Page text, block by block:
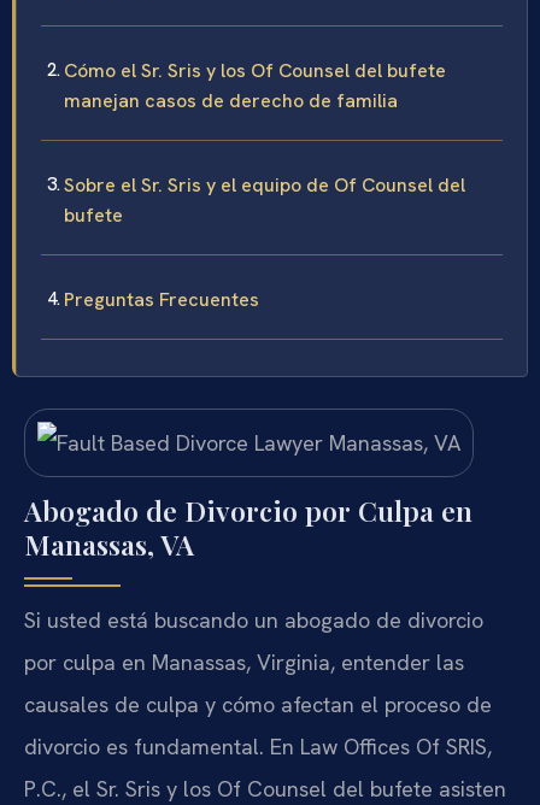
Cómo el Sr. Sris y los Of Counsel del bufete
manejan casos de derecho de familia
Sobre el Sr. Sris y el equipo de Of Counsel del
bufete
Preguntas Frecuentes
Abogado de Divorcio por Culpa en
Manassas, VA
Si usted está buscando un abogado de divorcio
por culpa en Manassas, Virginia, entender las
causales de culpa y cómo afectan el proceso de
divorcio es fundamental. En Law Offices Of SRIS,
P.C., el Sr. Sris y los Of Counsel del bufete asisten